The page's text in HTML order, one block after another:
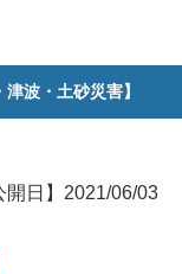
波・土砂災害】
開日】2021/06/03